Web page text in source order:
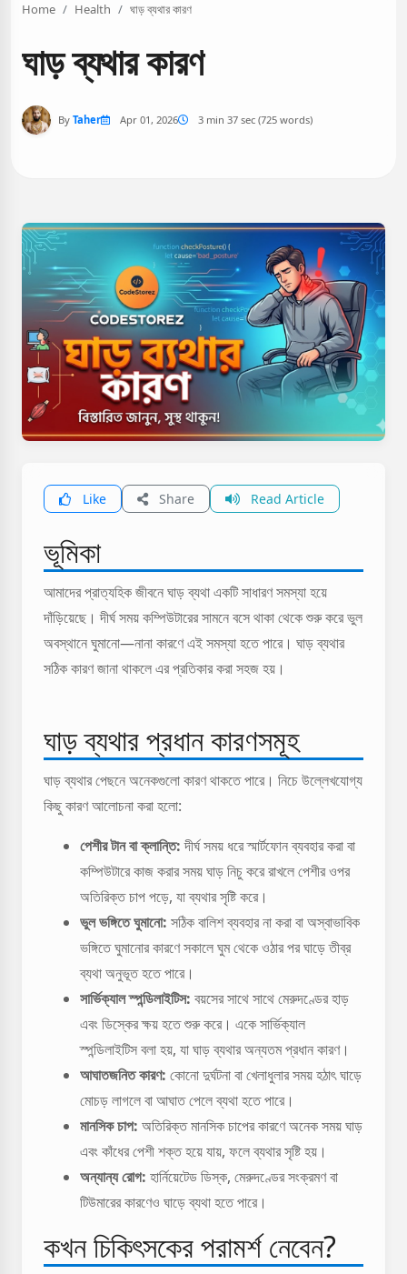
Home Health ঘাড় ব্যথার কারণ
ঘাড় ব্যথার কারণ
By Taher Apr 01, 2026 3 min 37 sec (725 words)
Like Share Read Article
ভূমিকা
আমাদের প্রাত্যহিক জীবনে ঘাড় ব্যথা একটি সাধারণ সমস্যা হয়ে
দাঁড়িয়েছে। দীর্ঘ সময় কম্পিউটারের সামনে বসে থাকা থেকে শুরু করে ভুল
অবস্থানে ঘুমানো—নানা কারণে এই সমস্যা হতে পারে। ঘাড় ব্যথার
সঠিক কারণ জানা থাকলে এর প্রতিকার করা সহজ হয়।
ঘাড় ব্যথার প্রধান কারণসমূহ
ঘাড় ব্যথার পেছনে অনেকগুলো কারণ থাকতে পারে। নিচে উল্লেখযোগ্য
কিছু কারণ আলোচনা করা হলো:
পেশীর টান বা ক্লান্তি:দীর্ঘ সময় ধরে স্মার্টফোন ব্যবহার করা বা
কম্পিউটারে কাজ করার সময় ঘাড় নিচু করে রাখলে পেশীর ওপর
অতিরিক্ত চাপ পড়ে, যা ব্যথার সৃষ্টি করে।
ভুল ভঙ্গিতে ঘুমানো: সঠিক বালিশ ব্যবহার না করা বা অস্বাভাবিক
ভঙ্গিতে ঘুমানোর কারণে সকালে ঘুম থেকে ওঠার পর ঘাড়ে তীব্র
ব্যথা অনুভূত হতে পারে।
সার্ভিক্যাল স্পন্ডিলাইটিস: বয়সের সাথে সাথে মেরুদণ্ডের হাড়
এবং ডিস্কের ক্ষয় হতে শুরু করে। একে সার্ভিক্যাল
স্পন্ডিলাইটিস বলা হয়, যা ঘাড় ব্যথার অন্যতম প্রধান কারণ।
আঘাতজনিত কারণ: কোনো দুর্ঘটনা বা খেলাধুলার সময় হঠাৎ ঘাড়ে
মোচড় লাগলে বা আঘাত পেলে ব্যথা হতে পারে।
মানসিক চাপ: অতিরিক্ত মানসিক চাপের কারণে অনেক সময় ঘাড়
এবং কাঁধের পেশী শক্ত হয়ে যায়, ফলে ব্যথার সৃষ্টি হয়।
অন্যান্য রোগ: হার্নিয়েটেড ডিস্ক, মেরুদণ্ডের সংক্রমণ বা
টিউমারের কারণেও ঘাড়ে ব্যথা হতে পারে।
কখন চিকিৎসকের পরামর্শ নেবেন?